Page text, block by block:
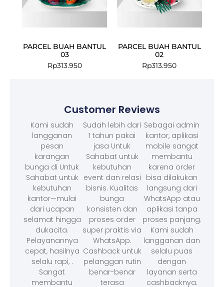
PARCEL BUAH BANTUL
03
Rp313.950
PARCEL BUAH BANTUL
02
Rp313.950
Customer Reviews
Kami sudah
langganan
pesan
karangan
bunga di Untuk
Sahabat untuk
kebutuhan
kantor—mulai
dari ucapan
selamat hingga
dukacita.
Pelayanannya
cepat, hasilnya
selalu rapi, .
Sangat
membantu
Sudah lebih dari
1 tahun pakai
jasa Untuk
Sahabat untuk
kebutuhan
event dan relasi
bisnis. Kualitas
bunga
konsisten dan
proses order
super praktis via
WhatsApp.
Cashback untuk
pelanggan rutin
benar-benar
terasa
Sebagai admin
kantor, aplikasi
mobile sangat
membantu
karena order
bisa dilakukan
langsung dari
WhatsApp atau
aplikasi tanpa
proses panjang.
Kami sudah
langganan dan
selalu puas
dengan
layanan serta
cashbacknya.